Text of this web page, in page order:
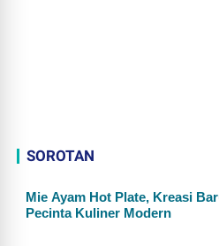
SOROTAN
Mie Ayam Hot Plate, Kreasi
Pecinta Kuliner Modern